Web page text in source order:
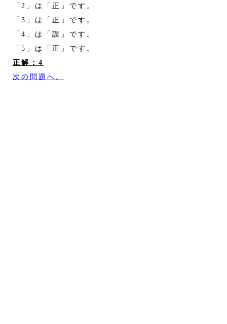
「2」は「正」です。
「3」は「正」です。
「4」は「誤」です。
「5」は「正」です。
正解：4
次の問題へ。